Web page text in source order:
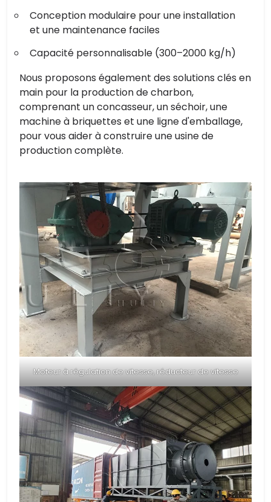
Conception modulaire pour une installation
et une maintenance faciles
Capacité personnalisable (300–2000 kg/h)
Nous proposons également des solutions clés en
main pour la production de charbon,
comprenant un concasseur, un séchoir, une
machine à briquettes et une ligne d'emballage,
pour vous aider à construire une usine de
production complète.
Moteur à régulation de vitesse, réducteur de vitesse